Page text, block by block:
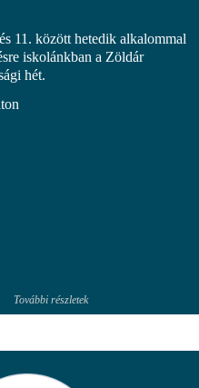
11. között hetedik alkalommal
iskolánkban a Zöldár
hét.
További részletek